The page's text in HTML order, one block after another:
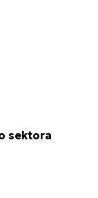
sektora